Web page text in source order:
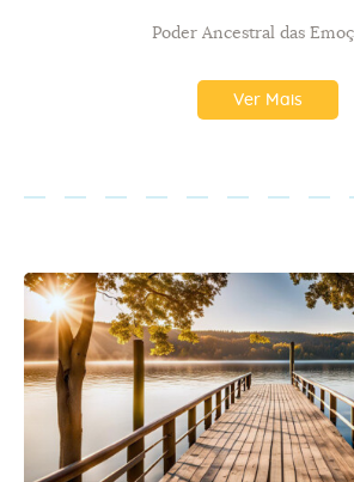
Poder Ancestral das
Ver Mais